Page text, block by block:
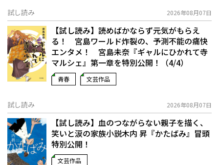
試し読み 2026年08月07日
【試し読み】読めばかならず元気がもらえ
る！ 宮島ワールド炸裂の、予測不能の痛快
エンタメ！ 宮島未奈『ギャルにひかれて寺
マルシェ』第一章を特別公開！（4/4）
青春 文芸作品
試し読み 2026年08月07日
【試し読み】血のつながらない親子を描く、
笑いと涙の家族小説――木内 昇『かたばみ』冒頭
特別公開！
文芸作品